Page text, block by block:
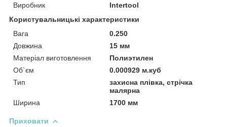
Виробник
Intertool
Користувальницькі характеристики
Вага
0.250
Довжина
15 мм
Матеріал виготовлення
Полиэтилен
Об`єм
0.000929 м.куб
Тип
захисна плівка, стрічка
малярна
Ширина
1700 мм
Приховати